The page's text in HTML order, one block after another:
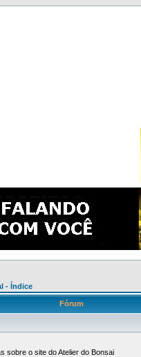
- Índice
Fórum
sobre o site do Atelier do Bonsai